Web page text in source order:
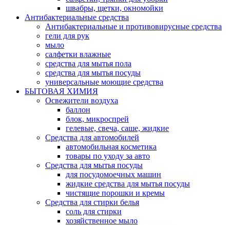
швабры, щетки, окномойки
Антибактериальные средства
Антибактериальные и противовирусные средства
гели для рук
мыло
салфетки влажные
средства для мытья пола
средства для мытья посуды
универсальные моющие средства
БЫТОВАЯ ХИМИЯ
Освежители воздуха
баллон
блок, микроспрей
гелевые, свеча, саше, жидкие
Средства для автомобилей
автомобильная косметика
товары по уходу за авто
Средства для мытья посуды
для посудомоечных машин
жидкие средства для мытья посуды
чистящие порошки и кремы
Средства для стирки белья
соль для стирки
хозяйственное мыло